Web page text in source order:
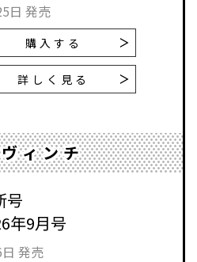
日 発売
購入する
詳しく見る
ィンチ
号
年9月号
発売